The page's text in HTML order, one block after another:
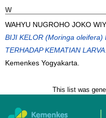
W
WAHYU NUGROHO JOKO
BIJI KELOR (Moringa oleifera)
TERHADAP KEMATIAN
Kemenkes Yogyakarta.
This list was